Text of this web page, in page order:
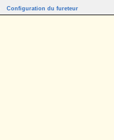
Configuration du fureteur